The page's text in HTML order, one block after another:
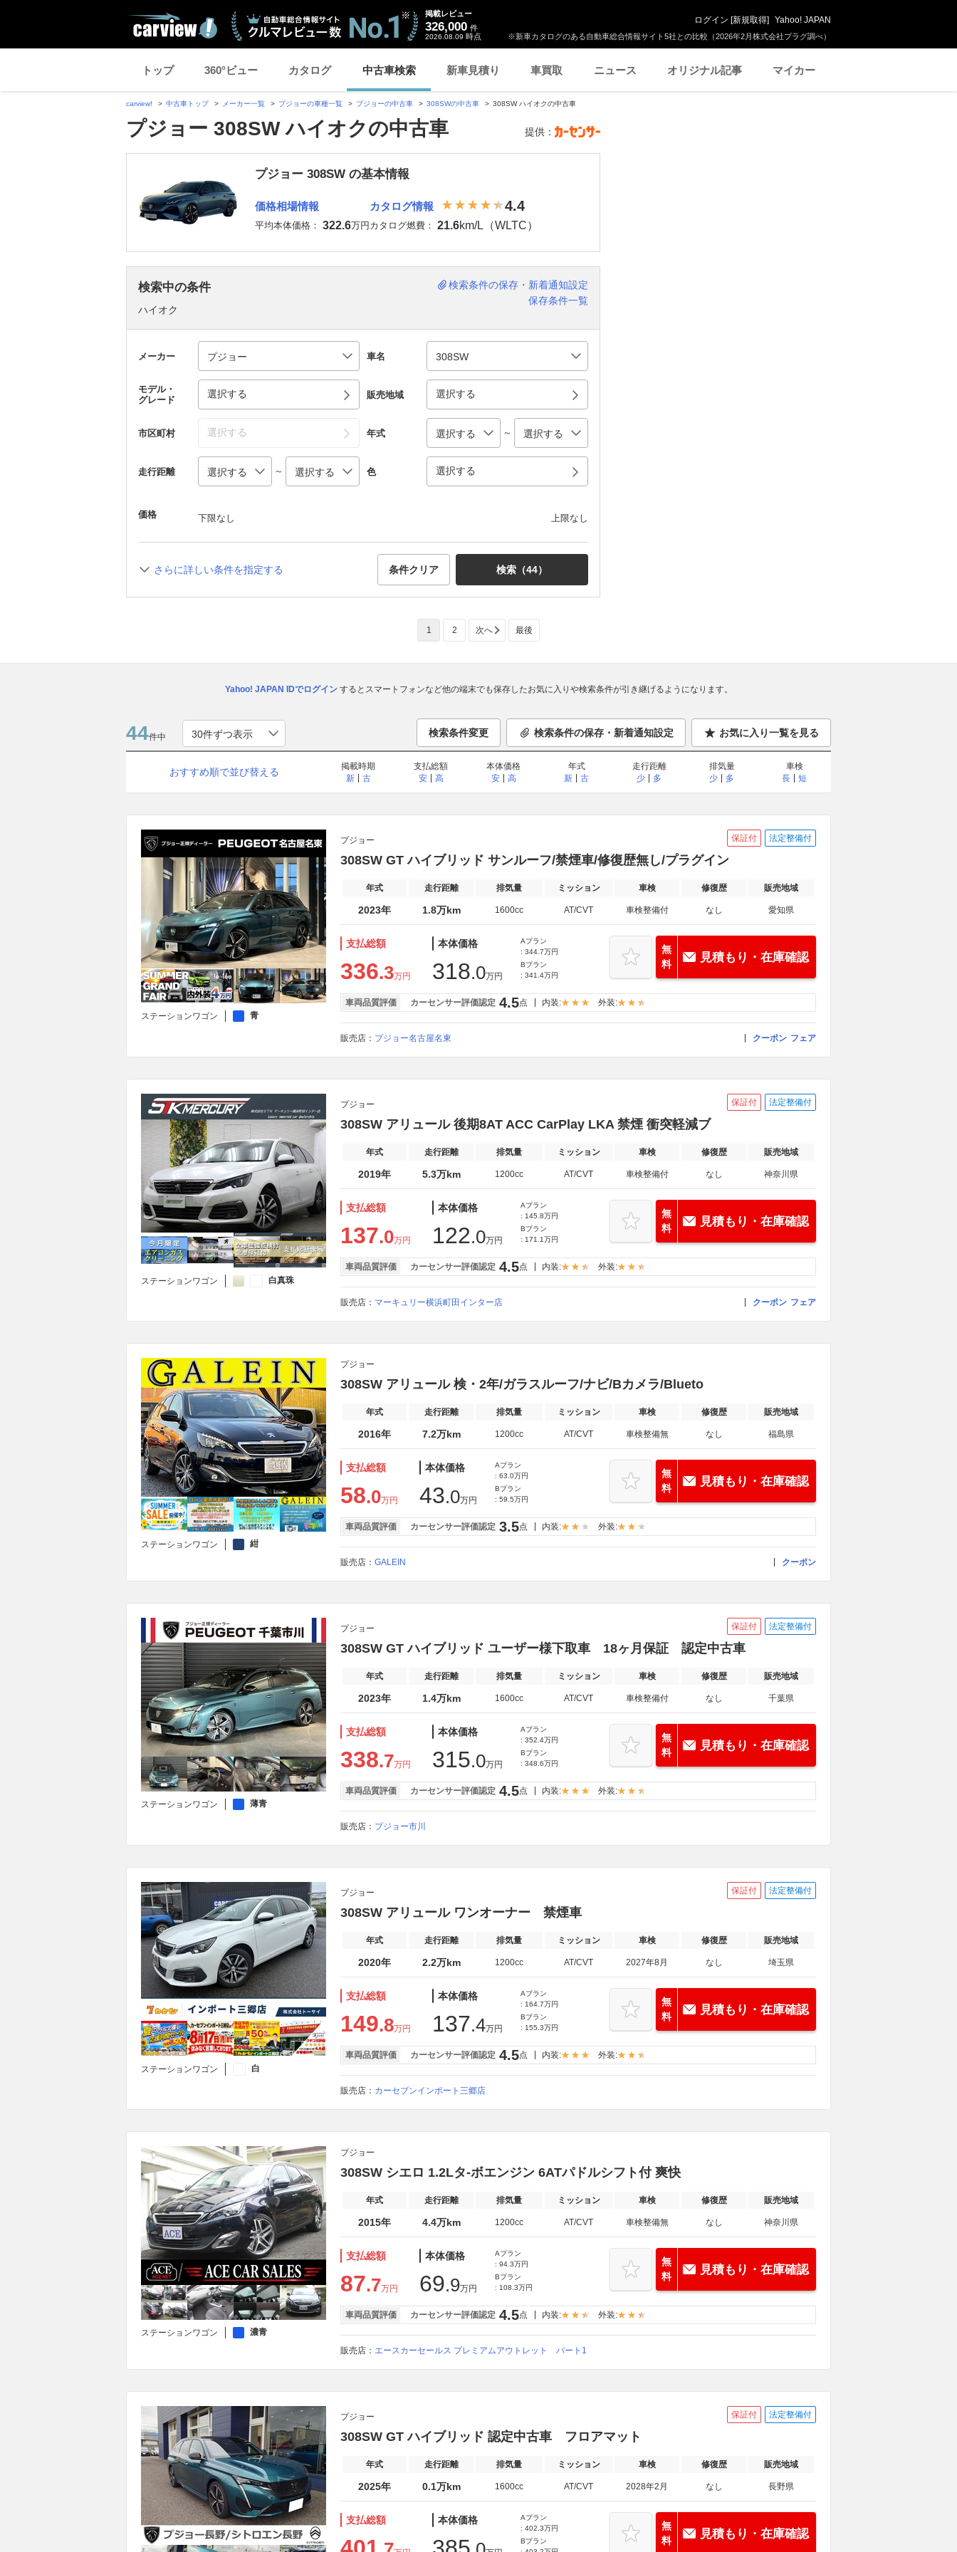
※新車カタログのある自動車総合情報サイト5社との比較（2026年2月株式会社プラグ調べ）
掲載レビュー
326,000 件
2026.08.09 時点
ログイン [新規取得] Yahoo! JAPAN
トップ 360°ビュー カタログ 中古車検索 新車見積り 車買取 ニュース オリジナル記事 マイカー
carview! 中古車トップ メーカー一覧 プジョーの車種一覧 プジョーの中古車 308SWの中古車 308SW ハイオクの中古車
プジョー 308SW ハイオクの中古車 提供：
プジョー 308SW の基本情報
価格相場情報
平均本体価格： 322.6万円
カタログ情報 4.4
カタログ燃費： 21.6km/L（WLTC）
検索中の条件
ハイオク
検索条件の保存・新着通知設定
保存条件一覧
メーカー 車名
モデル・
グレード
選択する 販売地域 選択する
市区町村 選択する 年式 ～
走行距離 ～ 色 選択する
価格 下限なし 上限なし
さらに詳しい条件を指定する 条件クリア 検索（44）
1 2 次へ 最後
Yahoo! JAPAN IDでログインするとスマートフォンなど他の端末でも保存したお気に入りや検索条件が引き継げるようになります。
44件中 検索条件変更 検索条件の保存・新着通知設定 お気に入り一覧を見る
おすすめ順で並び替える
掲載時期
新
古
支払総額
安
高
本体価格
安
高
年式
新
古
走行距離
少
多
排気量
少
多
車検
長
短
ステーションワゴン 青
プジョー 保証付 法定整備付
308SW GT ハイブリッド サンルーフ/禁煙車/修復歴無し/プラグイン
年式 走行距離 排気量 ミッション 車検 修復歴 販売地域
2023年 1.8万km 1600cc AT/CVT 車検整備付 なし 愛知県
支払総額
336.3万円
本体価格
318.0万円
Aプラン
: 344.7万円
Bプラン
: 341.4万円
無
料
見積もり・在庫確認
車両品質評価 カーセンサー評価認定 4.5点 内装: 外装:
販売店： プジョー名古屋名東 クーポン フェア
ステーションワゴン 白真珠
プジョー 保証付 法定整備付
308SW アリュール 後期8AT ACC CarPlay LKA 禁煙 衝突軽減ブ
年式 走行距離 排気量 ミッション 車検 修復歴 販売地域
2019年 5.3万km 1200cc AT/CVT 車検整備付 なし 神奈川県
支払総額
137.0万円
本体価格
122.0万円
Aプラン
: 145.8万円
Bプラン
: 171.1万円
無
料
見積もり・在庫確認
車両品質評価 カーセンサー評価認定 4.5点 内装: 外装:
販売店： マーキュリー横浜町田インター店 クーポン フェア
ステーションワゴン 紺
プジョー
308SW アリュール 検・2年/ガラスルーフ/ナビ/Bカメラ/Blueto
年式 走行距離 排気量 ミッション 車検 修復歴 販売地域
2016年 7.2万km 1200cc AT/CVT 車検整備無 なし 福島県
支払総額
58.0万円
本体価格
43.0万円
Aプラン
: 63.0万円
Bプラン
: 59.5万円
無
料
見積もり・在庫確認
車両品質評価 カーセンサー評価認定 3.5点 内装: 外装:
販売店： GALEIN クーポン
ステーションワゴン 薄青
プジョー 保証付 法定整備付
308SW GT ハイブリッド ユーザー様下取車 18ヶ月保証 認定中古車
年式 走行距離 排気量 ミッション 車検 修復歴 販売地域
2023年 1.4万km 1600cc AT/CVT 車検整備付 なし 千葉県
支払総額
338.7万円
本体価格
315.0万円
Aプラン
: 352.4万円
Bプラン
: 348.6万円
無
料
見積もり・在庫確認
車両品質評価 カーセンサー評価認定 4.5点 内装: 外装:
販売店： プジョー市川
ステーションワゴン 白
プジョー 保証付 法定整備付
308SW アリュール ワンオーナー 禁煙車
年式 走行距離 排気量 ミッション 車検 修復歴 販売地域
2020年 2.2万km 1200cc AT/CVT 2027年8月 なし 埼玉県
支払総額
149.8万円
本体価格
137.4万円
Aプラン
: 164.7万円
Bプラン
: 155.3万円
無
料
見積もり・在庫確認
車両品質評価 カーセンサー評価認定 4.5点 内装: 外装:
販売店： カーセブンインポート三郷店
ステーションワゴン 濃青
プジョー
308SW シエロ 1.2Lタ-ボエンジン 6ATパドルシフト付 爽快
年式 走行距離 排気量 ミッション 車検 修復歴 販売地域
2015年 4.4万km 1200cc AT/CVT 車検整備無 なし 神奈川県
支払総額
87.7万円
本体価格
69.9万円
Aプラン
: 94.3万円
Bプラン
: 108.3万円
無
料
見積もり・在庫確認
車両品質評価 カーセンサー評価認定 4.5点 内装: 外装:
販売店： エースカーセールス プレミアムアウトレット パート1
プジョー 保証付 法定整備付
308SW GT ハイブリッド 認定中古車 フロアマット
年式 走行距離 排気量 ミッション 車検 修復歴 販売地域
2025年 0.1万km 1600cc AT/CVT 2028年2月 なし 長野県
支払総額 本体価格
Aプラン
: 402.3万円
Bプラン
無
料
見積もり・在庫確認